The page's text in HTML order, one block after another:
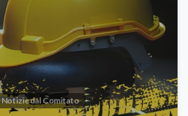
Notizie dal Comitato